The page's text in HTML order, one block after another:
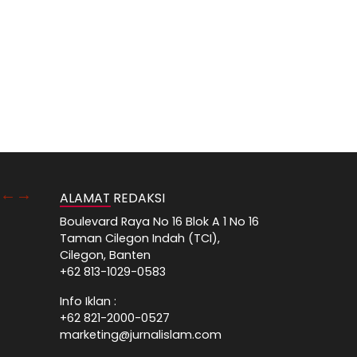
ALAMAT REDAKSI
Boulevard Raya No 16 Blok A 1 No 16
Taman Cilegon Indah (TCI),
Cilegon, Banten
+62 813-1029-0583
Info Iklan :
+62 821-2000-0527
marketing@jurnalislam.com